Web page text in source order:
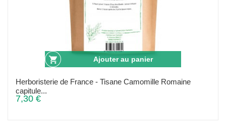
Ajouter au panier
Herboristerie de France - Tisane Camomille Romaine
capitule...
7,30 €